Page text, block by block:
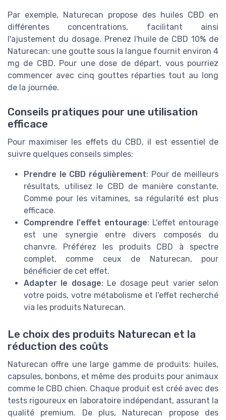
Par exemple, Naturecan propose des huiles CBD en
différentes concentrations, facilitant ainsi
l'ajustement du dosage. Prenez l'huile de CBD 10% de
Naturecan: une goutte sous la langue fournit environ 4
mg de CBD. Pour une dose de départ, vous pourriez
commencer avec cinq gouttes réparties tout au long
de la journée.
Conseils pratiques pour une utilisation
efficace
Pour maximiser les effets du CBD, il est essentiel de
suivre quelques conseils simples:
Prendre le CBD régulièrement: Pour de meilleurs
résultats, utilisez le CBD de manière constante.
Comme pour les vitamines, sa régularité est plus
efficace.
Comprendre l'effet entourage: L'effet entourage
est une synergie entre divers composés du
chanvre. Préférez les produits CBD à spectre
complet, comme ceux de Naturecan, pour
bénéficier de cet effet.
Adapter le dosage: Le dosage peut varier selon
votre poids, votre métabolisme et l'effet recherché
via les produits Naturecan.
Le choix des produits Naturecan et la
réduction des coûts
Naturecan offre une large gamme de produits: huiles,
capsules, bonbons, et même des produits pour animaux
comme le CBD chien. Chaque produit est créé avec des
tests rigoureux en laboratoire indépendant, assurant la
qualité premium. De plus, Naturecan propose des